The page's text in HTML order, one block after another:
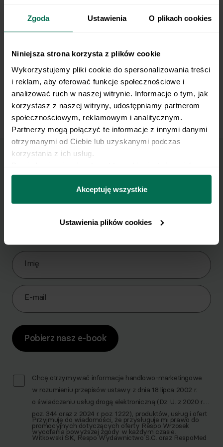
Zgoda Ustawienia O plikach cookies
Niniejsza strona korzysta z plików cookie
Wykorzystujemy pliki cookie do spersonalizowania treści
i reklam, aby oferować funkcje społecznościowe i
analizować ruch w naszej witrynie. Informacje o tym, jak
korzystasz z naszej witryny, udostępniamy partnerom
społecznościowym, reklamowym i analitycznym.
Partnerzy mogą połączyć te informacje z innymi danymi
otrzymanymi od Ciebie lub uzyskanymi podczas
korzystania z ich usług.
można się z nami skontaktować i w jaki sposób
przetwarzamy dane osobowe w ramach
prywatności.
Akceptuję wszystkie
Ustawienia plików cookies
Barbell Floor Press
Marzy Ci się osiągnięcie
płaskiego brzucha?
Zapisz się do Newslettera
Imię
E-mail
Pobierz nasz e-book
Chcę otrzymywać informacje handlowo-marketingowe
w rozumieniu przepisów ustawy z dnia 18 lipca 2002 r.
o świadczeniu usług drogą elektroniczną (Dz. U. z 2020 r.
poz. 344 oraz z 2024 r. poz. 1222), produktów, usług i ofert
promocyjnych dotyczących oferty Respo Wrzosek
Witkowski SK, Respo Wydawnictwo S.C. oraz RespoMed
Przyjmuję do wiadomości, że przysługuje mi prawo do
wycofania powyższej zgody w każdym czasie.